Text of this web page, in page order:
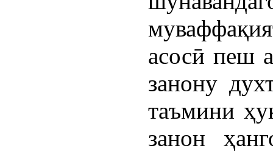
асосӣ пеш
занону
таъмини
занон